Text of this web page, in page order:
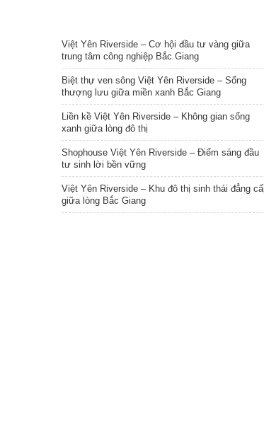
Việt Yên Riverside – Cơ hội đầu tư vàng giữa
trung tâm công nghiệp Bắc Giang
Biệt thự ven sông Việt Yên Riverside – Sống
thượng lưu giữa miền xanh Bắc Giang
Liền kề Việt Yên Riverside – Không gian sống
xanh giữa lòng đô thị
Shophouse Việt Yên Riverside – Điểm sáng đầu
tư sinh lời bền vững
Việt Yên Riverside – Khu đô thị sinh thái đẳng
giữa lòng Bắc Giang